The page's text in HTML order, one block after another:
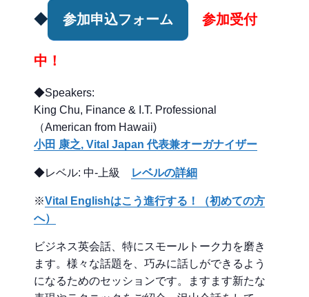
◆ 参加申込フォーム 参加受付
中！
◆Speakers:
King Chu, Finance & I.T. Professional
（American from Hawaii)
小田 康之, Vital Japan 代表兼オーガナイザー
◆レベル: 中-上級 レベルの詳細
※Vital Englishはこう進行する！（初めての方
へ）
ビジネス英会話、特にスモールトーク力を磨き
ます。様々な話題を、巧みに話しができるよう
になるためのセッションです。ますます新たな